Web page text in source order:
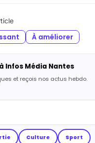
À améliorer
Infos Média Nantes
et reçois nos actus hebdo.
Culture Sport